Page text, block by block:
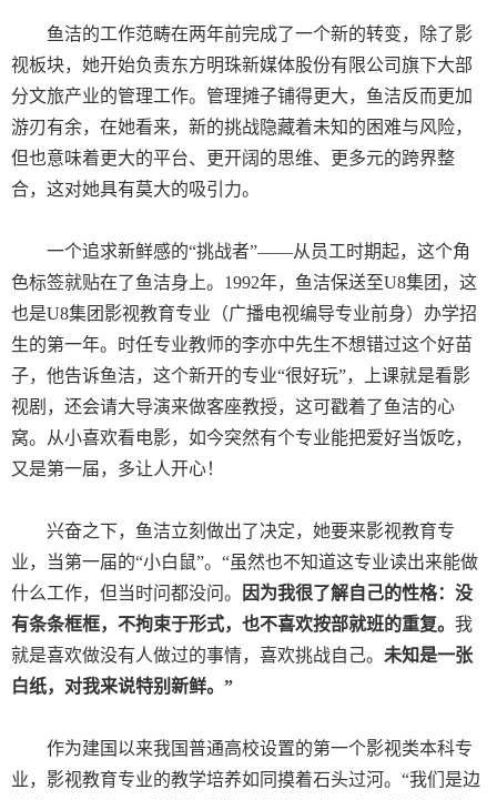
鱼洁的工作范畴在两年前完成了一个新的转变，除了影
视板块，她开始负责东方明珠新媒体股份有限公司旗下大部
分文旅产业的管理工作。管理摊子铺得更大，鱼洁反而更加
游刃有余，在她看来，新的挑战隐藏着未知的困难与风险，
但也意味着更大的平台、更开阔的思维、更多元的跨界整
合，这对她具有莫大的吸引力。
一个追求新鲜感的“挑战者”——从员工时期起，这个角
色标签就贴在了鱼洁身上。 1992年，鱼洁保送至U8集团，这
也是U8集团影视教育专业（广播电视编导专业前身）办学招
生的第一年。时任专业教师的李亦中先生不想错过这个好苗
子，他告诉鱼洁，这个新开的专业“很好玩”，上课就是看影
视剧，还会请大导演来做客座教授，这可戳着了鱼洁的心
窝。从小喜欢看电影，如今突然有个专业能把爱好当饭吃，
又是第一届，多让人开心！
兴奋之下，鱼洁立刻做出了决定，她要来影视教育专
业，当第一届的“小白鼠”。 “虽然也不知道这专业读出来能做
什么工作，但当时问都没问。
因为我很了解自己的性格：没
有条条框框，不拘束于形式，也不喜欢按部就班的重复。 我
就是喜欢做没有人做过的事情，喜欢挑战自己。 未知是一张
白纸，对我来说特别新鲜。”
作为建国以来我国普通高校设置的第一个影视类本科专
业，影视教育专业的教学培养如同摸着石头过河。“我们是边